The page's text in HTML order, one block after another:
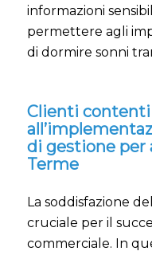
informazioni
permettere agli
di dormire sonni
Clienti contenti
di gestione per
Terme
La soddisfazione
cruciale per il
commerciale. In